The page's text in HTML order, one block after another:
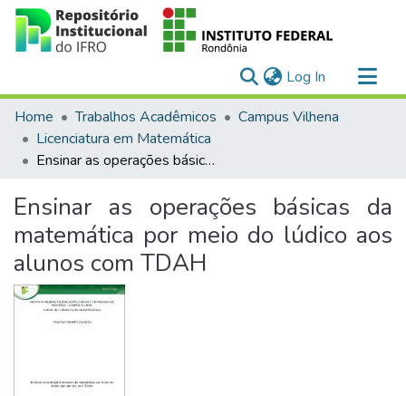
Log In (current)
Communities & Collections
All of DSpace
Statistics
Home Trabalhos Acadêmicos
Campus Vilhena
Licenciatura em Matemática
Ensinar as operações básicas da matemática por meio do lúdico aos alunos com TDAH
Ensinar as operações básicas da
matemática por meio do lúdico aos
alunos com TDAH